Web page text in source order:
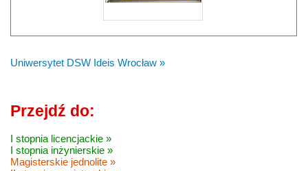
Uniwersytet DSW Ideis Wrocław »
Przejdź do:
I stopnia licencjackie »
I stopnia inżynierskie »
Magisterskie jednolite »